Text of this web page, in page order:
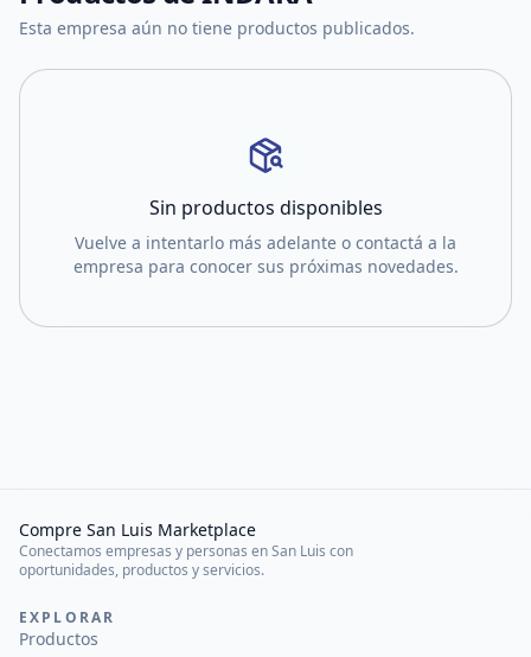
Esta empresa aún no tiene productos publicados.
Sin productos disponibles
Vuelve a intentarlo más adelante o contactá a la
empresa para conocer sus próximas novedades.
Compre San Luis Marketplace
Conectamos empresas y personas en San Luis con
oportunidades, productos y servicios.
EXPLORAR
Productos